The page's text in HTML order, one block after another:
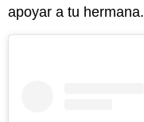
apoyar a tu hermana.